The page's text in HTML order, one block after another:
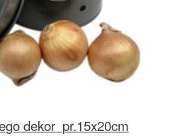
dekor pr.15x20cm